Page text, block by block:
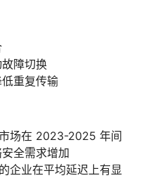
障切换
重复传输
场在 2023-2025 年间
全需求增加
企业在平均延迟上有显